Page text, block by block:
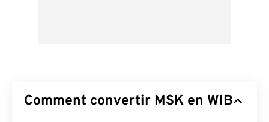
Comment convertir MSK en WIB